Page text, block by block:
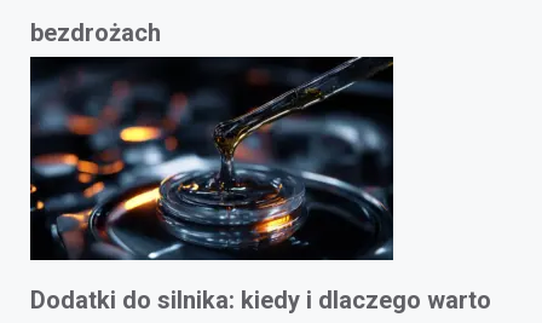
bezdrożach
Dodatki do silnika: kiedy i dlaczego warto